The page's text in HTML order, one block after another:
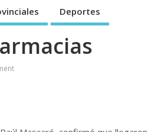
Deportes